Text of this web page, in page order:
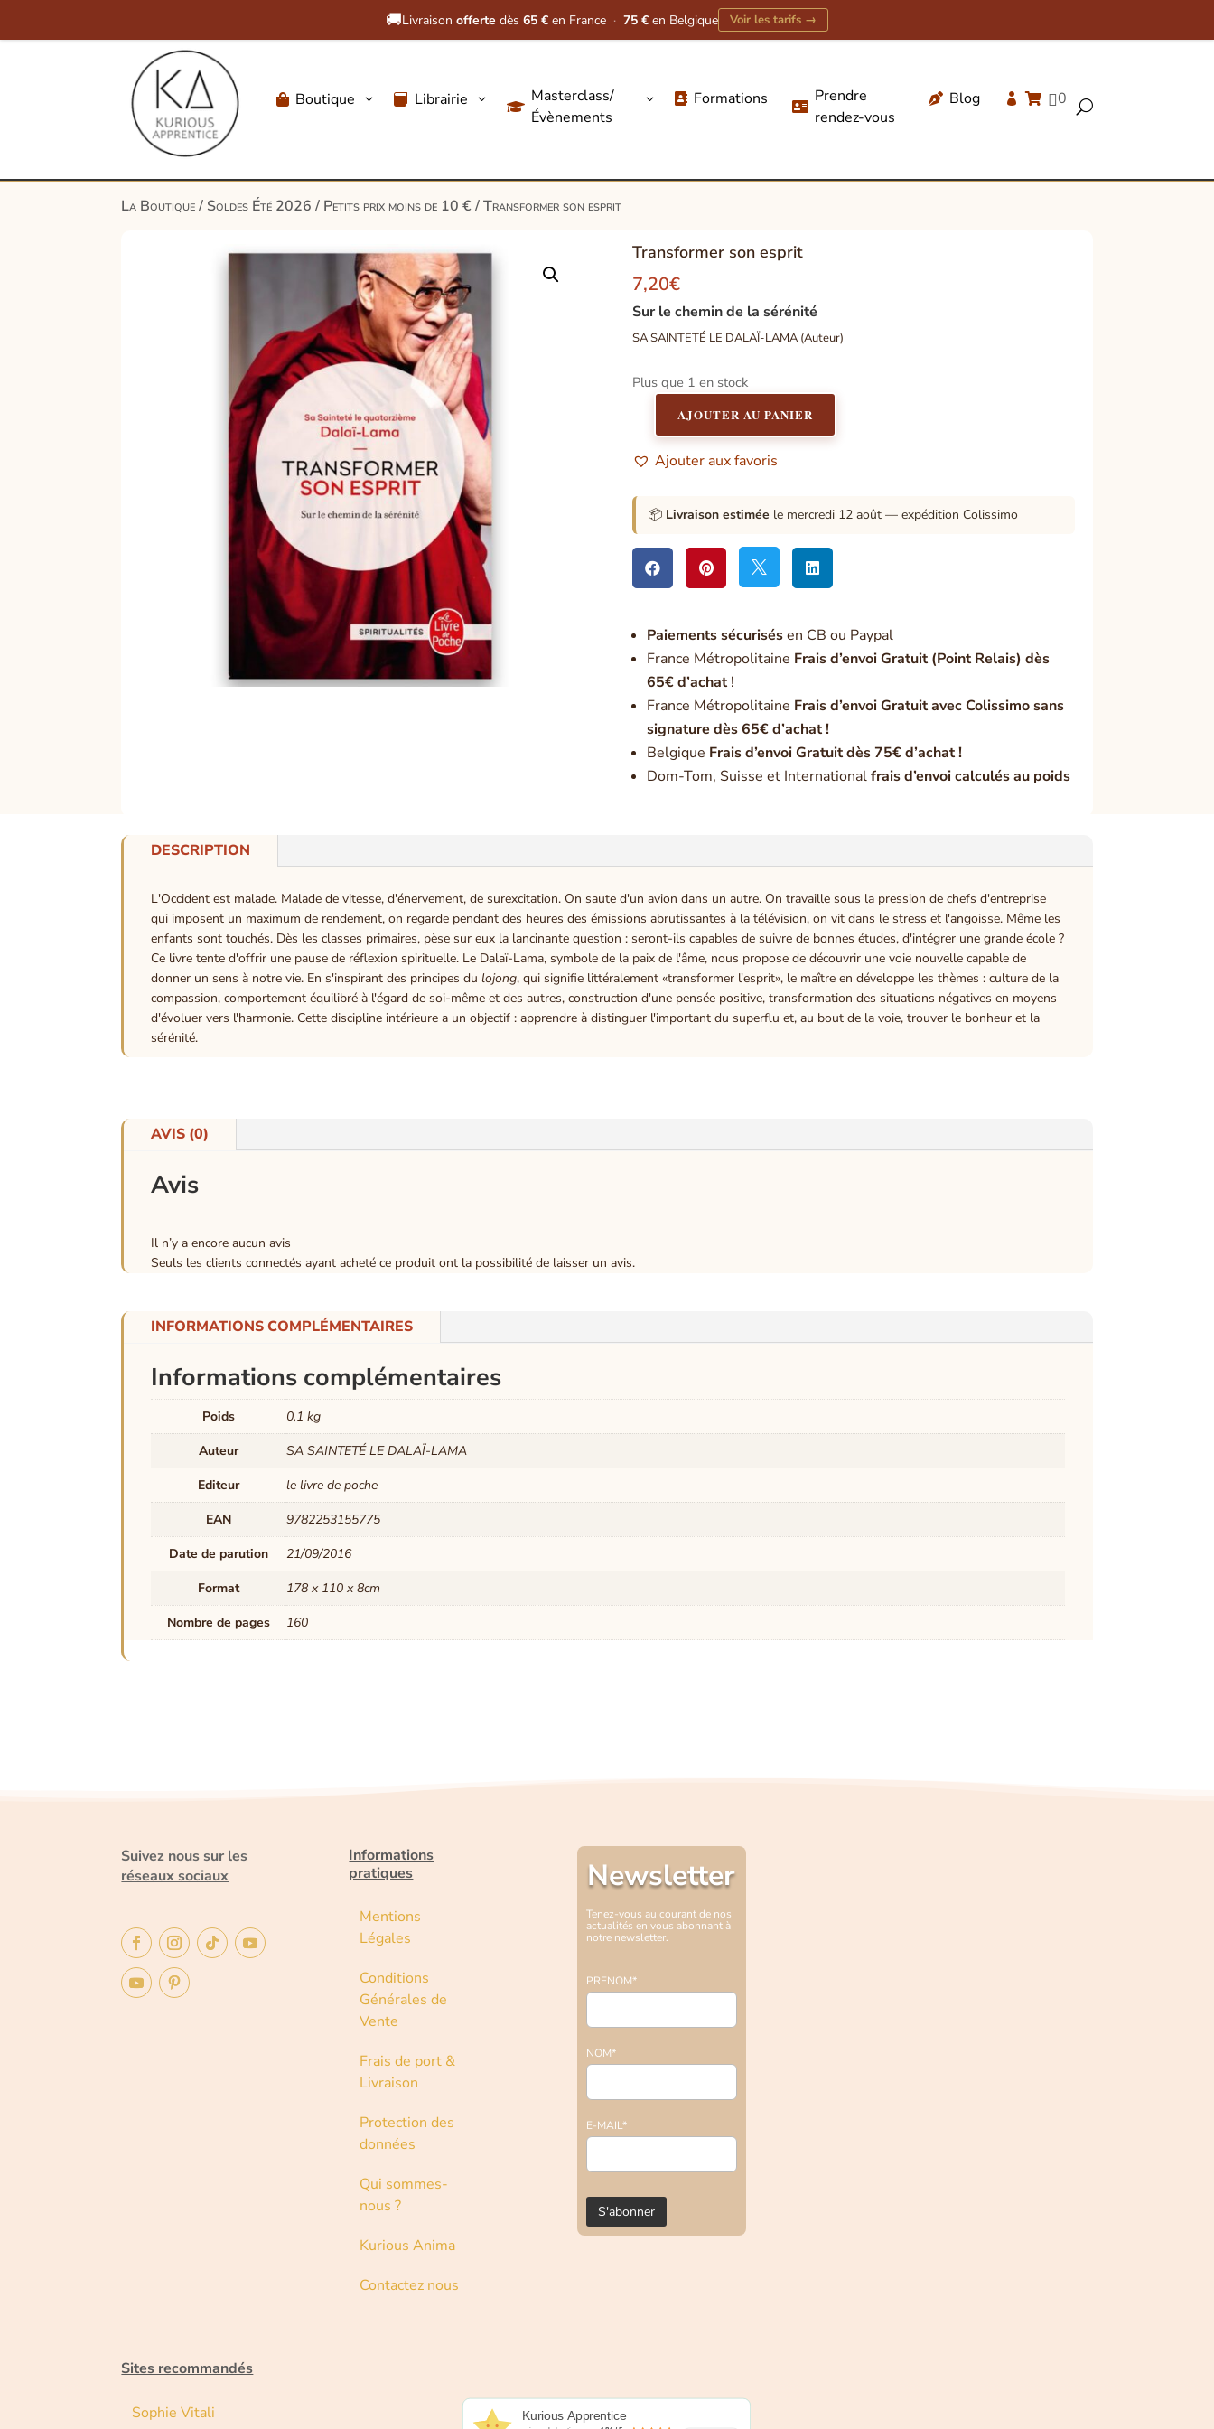
🚚Livraison offerte dès 65 € en France · 75 € en Belgique Voir les tarifs →
 Boutique 3  Librairie 3

Masterclass/
Évènements
3  Formations 
Prendre
rendez-vous
 Blog   0 U
produits
La Boutique/ Soldes Été 2026/ Petits prix moins de 10 €/ Transformer son esprit
Transformer son esprit
7,20€
Sur le chemin de la sérénité
SA SAINTETÉ LE DALAÏ-LAMA (Auteur)
Plus que 1 en stock
quantité
Transformer
esprit
AJOUTER AU PANIER
Ajouter aux favoris
📦 Livraison estimée le mercredi 12 août — expédition Colissimo
   
Paiements sécurisésen CB ou Paypal
France Métropolitaine Frais d’envoi Gratuit (Point Relais) dès
65€ d’achat!
France Métropolitaine Frais d’envoi Gratuit avec Colissimo sans
signature dès 65€ d’achat !
Belgique Frais d’envoi Gratuit dès 75€ d’achat !
Dom-Tom, Suisse et Internationalfrais d’envoi calculés au poids
DESCRIPTION
L'Occident est malade. Malade de vitesse, d'énervement, de surexcitation. On saute d'un avion dans un autre. On travaille sous la pression de chefs d'entreprise
qui imposent un maximum de rendement, on regarde pendant des heures des émissions abrutissantes à la télévision, on vit dans le stress et l'angoisse. Même les
enfants sont touchés. Dès les classes primaires, pèse sur eux la lancinante question : seront-ils capables de suivre de bonnes études, d'intégrer une grande école ?
Ce livre tente d'offrir une pause de réflexion spirituelle. Le Dalaï-Lama, symbole de la paix de l'âme, nous propose de découvrir une voie nouvelle capable de
donner un sens à notre vie. En s'inspirant des principes dulojong, qui signifie littéralement «transformer l'esprit», le maître en développe les thèmes : culture de la
compassion, comportement équilibré à l'égard de soi-même et des autres, construction d'une pensée positive, transformation des situations négatives en moyens
d'évoluer vers l'harmonie. Cette discipline intérieure a un objectif : apprendre à distinguer l'important du superflu et, au bout de la voie, trouver le bonheur et la
sérénité.
AVIS (0)
Avis
Il n’y a encore aucun avis
Seuls les clients connectés ayant acheté ce produit ont la possibilité de laisser un avis.
INFORMATIONS COMPLÉMENTAIRES
Informations complémentaires
Poids
0,1 kg
Auteur
SA SAINTETÉ LE DALAÏ-LAMA
Editeur
le livre de poche
EAN
9782253155775
Date de parution
21/09/2016
Format
178 x 110 x 8cm
Nombre de pages
160
Suivez nous sur les
réseaux sociaux
Informations
pratiques
Mentions
Légales
Conditions
Générales de
Vente
Frais de port &
Livraison
Protection des
données
Qui sommes-
nous ?
Kurious Anima
Contactez nous
Newsletter
Tenez-vous au courant de nos
actualités en vous abonnant à
notre newsletter.
PRENOM*
NOM*
E-MAIL*
Sites recommandés
Sophie Vitali Kurious Apprentice